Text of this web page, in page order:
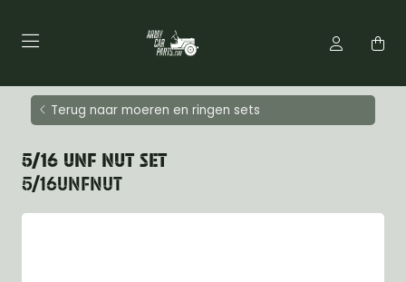
Terug naar moeren en ringen sets
5/16 UNF NUT SET
5/16UNFNUT